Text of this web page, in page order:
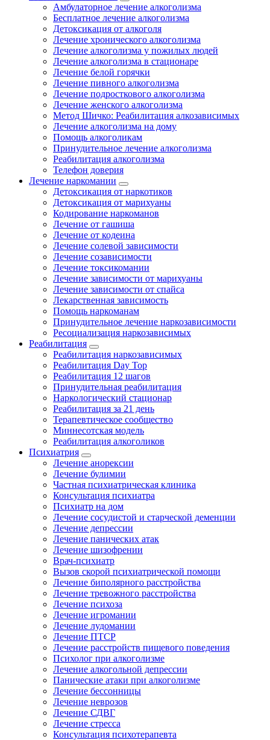
Амбулаторное лечение алкоголизма
Бесплатное лечение алкоголизма
Детоксикация от алкоголя
Лечение хронического алкоголизма
Лечение алкоголизма у пожилых людей
Лечение алкоголизма в стационаре
Лечение белой горячки
Лечение пивного алкоголизма
Лечение подросткового алкоголизма
Лечение женского алкоголизма
Метод Шичко: Реабилитация алкозависимых
Лечение алкоголизма на дому
Помощь алкоголикам
Принудительное лечение алкоголизма
Реабилитация алкоголизма
Телефон доверия
Лечение наркомании
Детоксикация от наркотиков
Детоксикация от марихуаны
Кодирование наркоманов
Лечение от гашиша
Лечение от кодеина
Лечение солевой зависимости
Лечение созависимости
Лечение токсикомании
Лечение зависимости от марихуаны
Лечение зависимости от спайса
Лекарственная зависимость
Помощь наркоманам
Принудительное лечение наркозависимости
Ресоциализация наркозависимых
Реабилитация
Реабилитация наркозависимых
Реабилитация Day Top
Реабилитация 12 шагов
Принудительная реабилитация
Наркологический стационар
Реабилитация за 21 день
Терапевтическое сообщество
Миннесотская модель
Реабилитация алкоголиков
Психиатрия
Лечение анорексии
Лечение булимии
Частная психиатрическая клиника
Консультация психиатра
Психиатр на дом
Лечение сосудистой и старческой деменции
Лечение депрессии
Лечение панических атак
Лечение шизофрении
Врач-психиатр
Вызов скорой психиатрической помощи
Лечение биполярного расстройства
Лечение тревожного расстройства
Лечение психоза
Лечение игромании
Лечение лудомании
Лечение ПТСР
Лечение расстройств пищевого поведения
Психолог при алкоголизме
Лечение алкогольной депрессии
Панические атаки при алкоголизме
Лечение бессонницы
Лечение неврозов
Лечение СДВГ
Лечение стресса
Консультация психотерапевта